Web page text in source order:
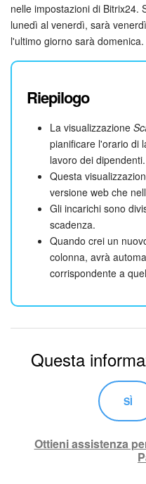
nelle impostazioni di Bitrix24.
lunedì al venerdì, sarà
l'ultimo giorno sarà domenica.
Riepilogo
La visualizzazione
pianificare l'orario di
lavoro dei dipendenti.
Questa
versione web che
Gli incarichi sono
scadenza.
Quando crei un
colonna, avrà
corrispondente a
Questa
SÌ
Ottieni assistenza